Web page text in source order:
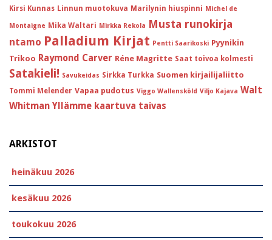
Kirsi Kunnas Linnun muotokuva Marilynin hiuspinni Michel de
Montaigne Mika Waltari Mirkka Rekola Musta runokirja
ntamo Palladium Kirjat Pentti Saarikoski Pyynikin
Trikoo Raymond Carver Réne Magritte Saat toivoa kolmesti
Satakieli! Savukeidas Sirkka Turkka Suomen kirjailijaliitto
Tommi Melender Vapaa pudotus Viggo Wallensköld Viljo Kajava Walt
Whitman Yllämme kaartuva taivas
ARKISTOT
heinäkuu 2026
kesäkuu 2026
toukokuu 2026